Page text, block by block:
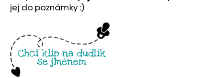
jej do poznámky :)
j
e